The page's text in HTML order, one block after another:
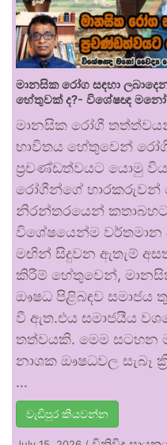
මානසික රෝග සඳහා
හේතුවක් ද?- විශේෂඥ
මානසික රෝගී
භාවිතය හේතුවෙන්
ප්‍රචණ්ඩත්වයට යොමු
රෝගීන්ගේ භාරකරුවන්
නිරන්තරයෙන්
විශේෂයෙන්ම වර්තමාන
මඟින් සිදුවන ඇතැම්
කිරීම් හේතුවෙන්,
ඖෂධ පිළිබඳව සමාජය
වී ඇත.එය සමාජයීය
තත්වයකි. මෙම සටහන
නාශක ඖෂධවල සැබෑ
…
වැඩිපුර කියවන්න